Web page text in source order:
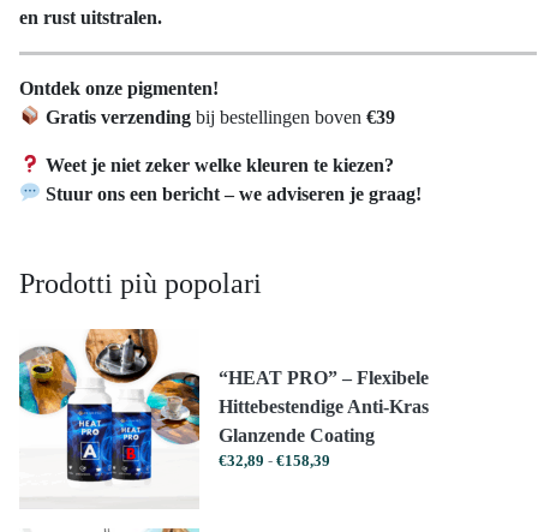
en rust uitstralen.
Ontdek onze pigmenten!
Gratis verzending bij bestellingen boven€39
Weet je niet zeker welke kleuren te kiezen?
Stuur ons een bericht – we adviseren je graag!
Prodotti più popolari
“HEAT PRO” – Flexibele
Hittebestendige Anti-Kras
Glanzende Coating
€32,89 - €158,39